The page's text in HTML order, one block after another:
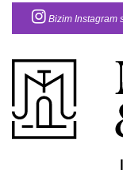
Bizim Instagram